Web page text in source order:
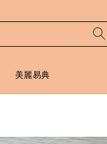
美麗易典